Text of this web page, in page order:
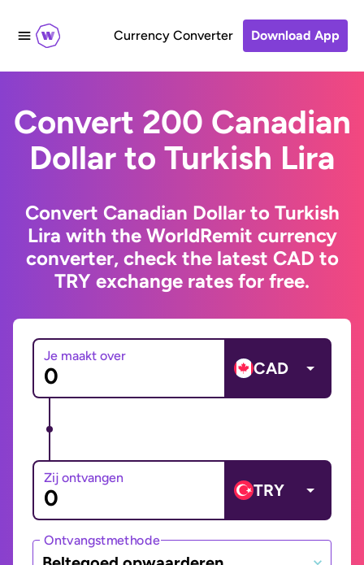
Currency Converter Download App
Convert 200 Canadian
Dollar to Turkish Lira
Convert Canadian Dollar to Turkish
Lira with the WorldRemit currency
converter, check the latest CAD to
TRY exchange rates for free.
Je maakt over
CAD
Zij ontvangen
TRY
Ontvangstmethode